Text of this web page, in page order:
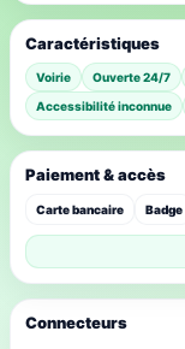
Caractéristiques
Voirie Ouverte 24/7
Accessibilité inconnue
Connecteurs
Paiement & accès
Carte bancaire Badge